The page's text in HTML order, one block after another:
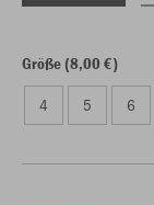
Größe (8,00 €)
4 5 6